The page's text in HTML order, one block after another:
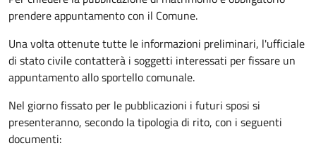
prendere appuntamento con il Comune.
Una volta ottenute tutte le informazioni preliminari, l'ufficiale
di stato civile contatterà i soggetti interessati per fissare un
appuntamento allo sportello comunale.
Nel giorno fissato per le pubblicazioni i futuri sposi si
presenteranno, secondo la tipologia di rito, con i seguenti
documenti: